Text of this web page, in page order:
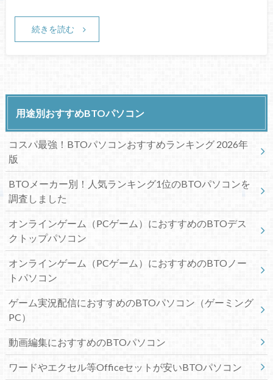
続きを読む
用途別おすすめBTOパソコン
コスパ最強！BTOパソコンおすすめランキング 2026年
版
BTOメーカー別！人気ランキング1位のBTOパソコンを
調査しました
オンラインゲーム（PCゲーム）におすすめのBTOデス
クトップパソコン
オンラインゲーム（PCゲーム）におすすめのBTOノー
トパソコン
ゲーム実況配信におすすめのBTOパソコン（ゲーミング
PC）
動画編集におすすめのBTOパソコン
ワードやエクセル等Officeセットが安いBTOパソコン